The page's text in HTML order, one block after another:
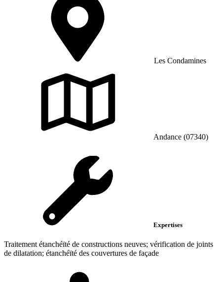
Les Condamines
Andance (07340)
Expertises
Traitement étanchéïté de constructions neuves; vérification de joints
de dilatation; étanchéïté des couvertures de façade